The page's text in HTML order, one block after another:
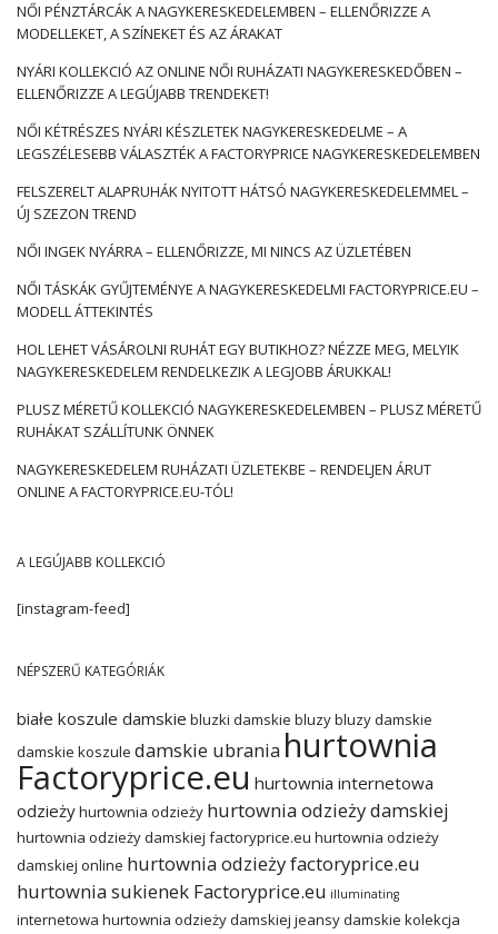
NŐI PÉNZTÁRCÁK A NAGYKERESKEDELEMBEN – ELLENŐRIZZE A
MODELLEKET, A SZÍNEKET ÉS AZ ÁRAKAT
NYÁRI KOLLEKCIÓ AZ ONLINE NŐI RUHÁZATI NAGYKERESKEDŐBEN –
ELLENŐRIZZE A LEGÚJABB TRENDEKET!
NŐI KÉTRÉSZES NYÁRI KÉSZLETEK NAGYKERESKEDELME – A
LEGSZÉLESEBB VÁLASZTÉK A FACTORYPRICE NAGYKERESKEDELEMBEN
FELSZERELT ALAPRUHÁK NYITOTT HÁTSÓ NAGYKERESKEDELEMMEL –
ÚJ SZEZON TREND
NŐI INGEK NYÁRRA – ELLENŐRIZZE, MI NINCS AZ ÜZLETÉBEN
NŐI TÁSKÁK GYŰJTEMÉNYE A NAGYKERESKEDELMI FACTORYPRICE.EU –
MODELL ÁTTEKINTÉS
HOL LEHET VÁSÁROLNI RUHÁT EGY BUTIKHOZ? NÉZZE MEG, MELYIK
NAGYKERESKEDELEM RENDELKEZIK A LEGJOBB ÁRUKKAL!
PLUSZ MÉRETŰ KOLLEKCIÓ NAGYKERESKEDELEMBEN – PLUSZ MÉRETŰ
RUHÁKAT SZÁLLÍTUNK ÖNNEK
NAGYKERESKEDELEM RUHÁZATI ÜZLETEKBE – RENDELJEN ÁRUT
ONLINE A FACTORYPRICE.EU-TÓL!
A LEGÚJABB KOLLEKCIÓ
[instagram-feed]
NÉPSZERŰ KATEGÓRIÁK
białe koszule damskie bluzki damskie bluzybluzy damskie
damskie koszule damskie ubrania hurtownia
Factoryprice.eu hurtownia internetowa
odzieżyhurtownia odzieży hurtownia odzieży damskiej
hurtownia odzieży damskiej factoryprice.eu hurtownia odzieży
damskiej online hurtownia odzieży factoryprice.eu
hurtownia sukienek Factoryprice.eu illuminating
internetowa hurtownia odzieży damskiej jeansy damskie kolekcja